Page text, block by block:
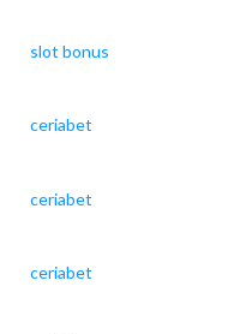
slot bonus
ceriabet
ceriabet
ceriabet